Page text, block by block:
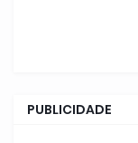
PUBLICIDADE